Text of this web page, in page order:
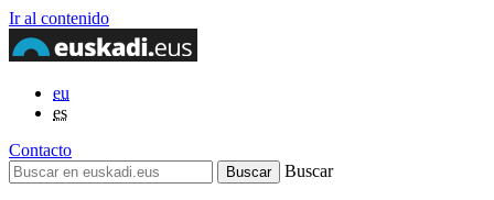
Ir al contenido
eu
es
Contacto
Buscar